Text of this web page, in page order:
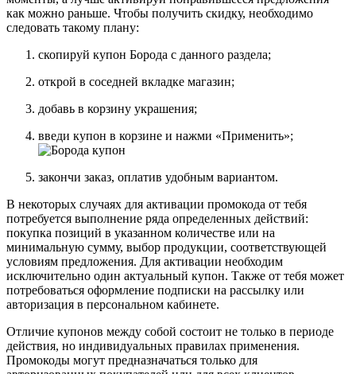
как можно раньше. Чтобы получить скидку, необходимо
следовать такому плану:
скопируй купон Борода с данного раздела;
открой в соседней вкладке магазин;
добавь в корзину украшения;
введи купон в корзине и нажми «Применить»;
закончи заказ, оплатив удобным вариантом.
В некоторых случаях для активации промокода от тебя
потребуется выполнение ряда определенных действий:
покупка позиций в указанном количестве или на
минимальную сумму, выбор продукции, соответствующей
условиям предложения. Для активации необходим
исключительно один актуальный купон. Также от тебя может
потребоваться оформление подписки на рассылку или
авторизация в персональном кабинете.
Отличие купонов между собой состоит не только в периоде
действия, но индивидуальных правилах применения.
Промокоды могут предназначаться только для